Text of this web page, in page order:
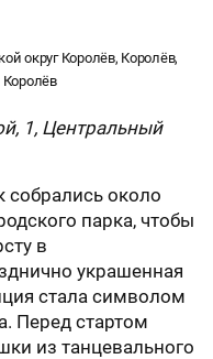
округ Королёв, Королёв,
Королёв
1, Центральный
собрались около
парка, чтобы
в
украшенная
стала символом
Перед стартом
из танцевального